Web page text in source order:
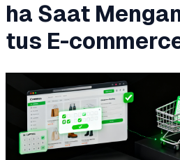
ha Saat
tus E-